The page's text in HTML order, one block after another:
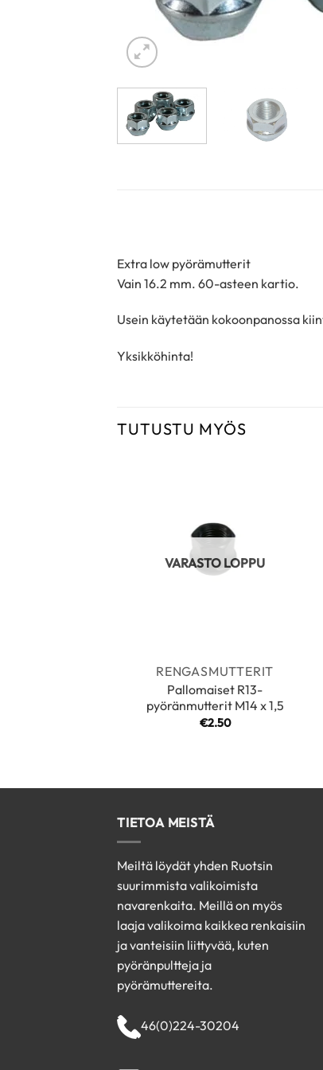
Extra low pyörämutterit
Vain 16.2 mm. 60-asteen kartio.
Usein käytetään kokoonpanossa
Yksikköhinta!
TUTUSTU MYÖS
VARASTO LOPPU
RENGASMUTTERIT
Pallomaiset R13-
pyöränmutterit M14 x 1,5
€2.50
TIETOA MEISTÄ
Meiltä löydät yhden Ruotsin
suurimmista valikoimista
navarenkaita. Meillä on myös
laaja valikoima kaikkea renkaisiin
ja vanteisiin liittyvää, kuten
pyöränpultteja ja
pyörämuttereita.
46(0)224-30204